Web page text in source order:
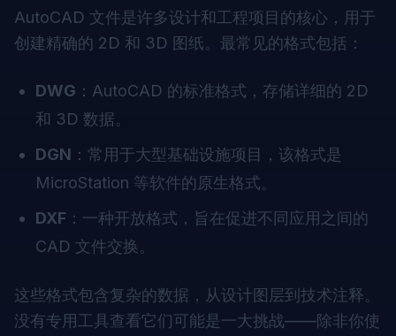
AutoCAD 文件是许多设计和工程项目的核心，用于
创建精确的 2D 和 3D 图纸。最常见的格式包括：
DWG ：AutoCAD 的标准格式，存储详细的 2D
和 3D 数据。
DGN ：常用于大型基础设施项目，该格式是
MicroStation 等软件的原生格式。
DXF ：一种开放格式，旨在促进不同应用之间的
CAD 文件交换。
这些格式包含复杂的数据，从设计图层到技术注释。
没有专用工具查看它们可能是一大挑战——除非你使